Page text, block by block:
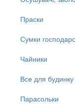
Праски
Сумки
Чайники
Все для будинку
Парасольки